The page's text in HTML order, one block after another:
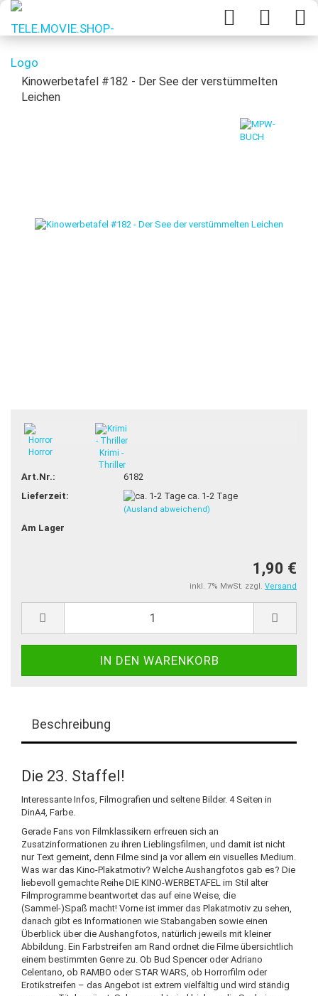
Kinowerbetafel #182 - Der See der verstümmelten
Leichen
Horror
Krimi -
Thriller
Art.Nr.:
6182
Lieferzeit:
ca. 1-2 Tage
(Ausland abweichend)
Am Lager
1,90 €
inkl. 7% MwSt. zzgl. Versand
Beschreibung
Die 23. Staffel!
Interessante Infos, Filmografien und seltene Bilder. 4 Seiten in
DinA4, Farbe.
Gerade Fans von Filmklassikern erfreuen sich an
Zusatzinformationen zu ihren Lieblingsfilmen, und damit ist nicht
nur Text gemeint, denn Filme sind ja vor allem ein visuelles Medium.
Was war das Kino-Plakatmotiv? Welche Aushangfotos gab es? Die
liebevoll gemachte Reihe DIE KINO-WERBETAFEL im Stil alter
Filmprogramme beantwortet das auf eine Weise, die
(Sammel-)Spaß macht! Vorne ist immer das Plakatmotiv zu sehen,
danach gibt es Informationen wie Stabangaben sowie einen
Überblick über die Aushangfotos, natürlich jeweils mit kleiner
Abbildung. Ein Farbstreifen am Rand ordnet die Filme übersichtlich
einem bestimmten Genre zu. Ob Bud Spencer oder Adriano
Celentano, ob RAMBO oder STAR WARS, ob Horrorfilm oder
Erotikstreifen – das Angebot ist extrem vielfältig und wird ständig